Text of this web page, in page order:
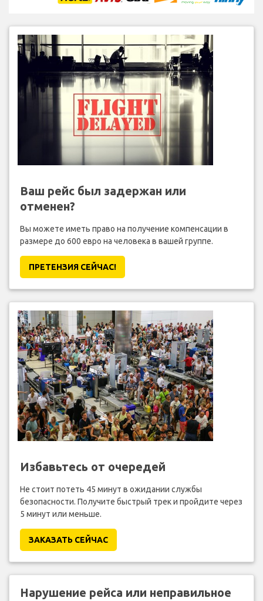
Ваш рейс был задержан или
отменен?
Вы можете иметь право на получение компенсации в
размере до 600 евро на человека в вашей группе.
ПРЕТЕНЗИЯ CЕЙЧАС!
Избавьтесь от очередей
Не стоит потеть 45 минут в ожидании службы
безопасности. Получите быстрый трек и пройдите через
5 минут или меньше.
ЗАКАЗАТЬ СЕЙЧАС
Нарушение рейса или неправильное